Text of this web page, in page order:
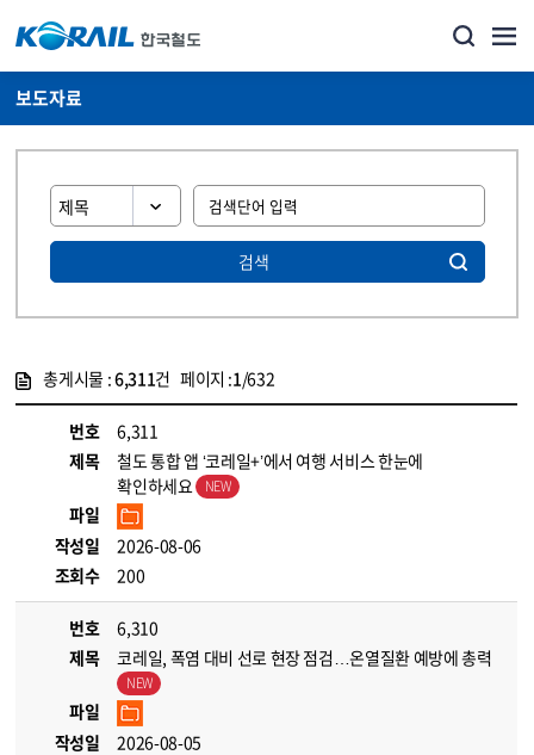
보도자료
검색
총게시물 :6,311건 페이지 :1/632
번호
6,311
제목
철도 통합 앱 ‘코레일+’에서 여행 서비스 한눈에
확인하세요
파일
작성일
2026-08-06
조회수
200
번호
6,310
제목
코레일, 폭염 대비 선로 현장 점검…온열질환 예방에 총력
파일
작성일
2026-08-05